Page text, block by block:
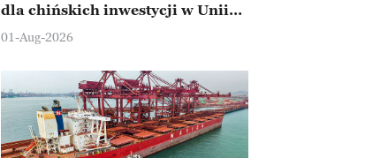
dla chińskich inwestycji w Unii
Europejskiej
01-Aug-2026